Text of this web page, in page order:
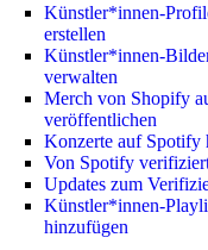
Künstler*innen-
erstellen
Künstler*innen-
verwalten
Merch von Shopify
veröffentlichen
Konzerte auf Spotify
Von Spotify
Updates zum
Künstler*innen-
hinzufügen